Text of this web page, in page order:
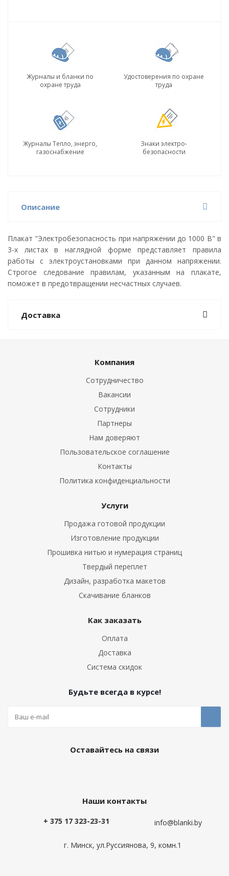
Журналы и бланки по
охране труда
Удостоверения по охране
труда
Журналы Тепло, энерго,
газоснабжение
Знаки электро-
безопасности
Описание
Плакат "Электробезопасность при напряжении до 1000 В" в
3-х листах в наглядной форме представляет правила
работы с электроустановками при данном напряжении.
Строгое следование правилам, указанным на плакате,
поможет в предотвращении несчастных случаев.
Доставка
Компания
Сотрудничество
Вакансии
Сотрудники
Партнеры
Нам доверяют
Пользовательское соглашение
Контакты
Политика конфиденциальности
Услуги
Продажа готовой продукции
Изготовление продукции
Прошивка нитью и нумерация страниц
Твердый переплет
Дизайн, разработка макетов
Скачивание бланков
Как заказать
Оплата
Доставка
Система скидок
Будьте всегда в курсе!
Оставайтесь на связи
Наши контакты
+ 375 17 323-23-31 info@blanki.by
г. Минск, ул.Руссиянова, 9, комн.1